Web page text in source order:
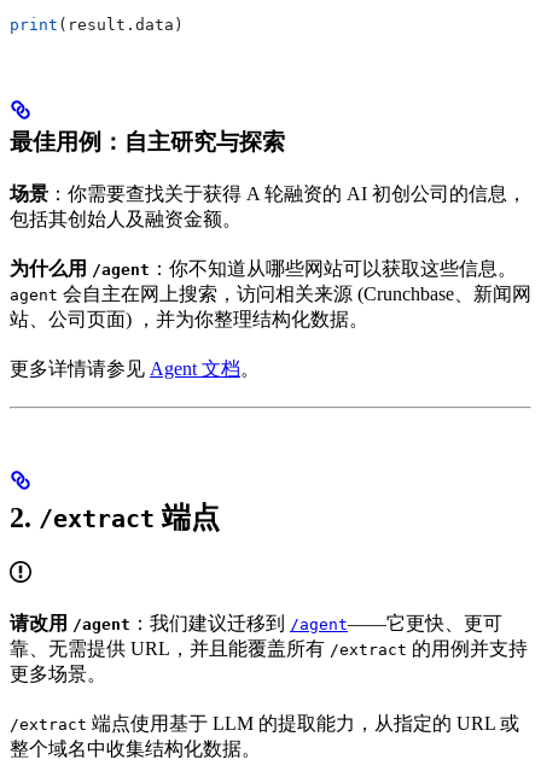
print (result.data)
最佳用例：自主研究与探索
场景 ：你需要查找关于获得 A 轮融资的 AI 初创公司的信息，
包括其创始人及融资金额。
为什么用 /agent ：你不知道从哪些网站可以获取这些信息。
agent 会自主在网上搜索，访问相关来源 (Crunchbase、新闻网
站、公司页面) ，并为你整理结构化数据。
更多详情请参见 Agent 文档。
2. /extract 端点
请改用 /agent ：我们建议迁移到 /agent——它更快、更可
靠、无需提供 URL，并且能覆盖所有 /extract 的用例并支持
更多场景。
/extract 端点使用基于 LLM 的提取能力，从指定的 URL 或
整个域名中收集结构化数据。